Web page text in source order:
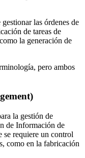
las órdenes de
de tareas de
la generación de
pero ambos
la gestión de
de Información de
se requiere un control
como en la fabricación